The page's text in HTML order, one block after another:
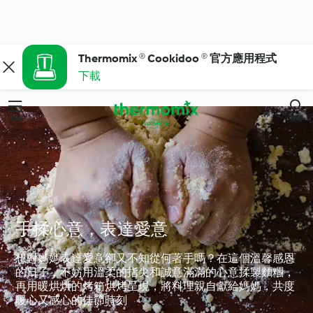
Thermomix ® Cookidoo ® 官方應用程式
下載
選單 搜尋
手揉心意，表達愛意
想對媽媽表達愛意卻又不知從何著手嗎？在這個溫馨感恩
的日子，不妨用溫柔的指尖和誠意滿滿的心意揉製麵糰，
再用暖烘烘的烤箱烘烤呈現，將料理親自獻給媽媽，共度
暖心又感心的佳節時刻